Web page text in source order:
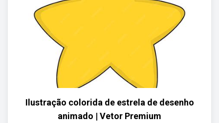
Ilustração colorida de estrela de desenho
animado | Vetor Premium